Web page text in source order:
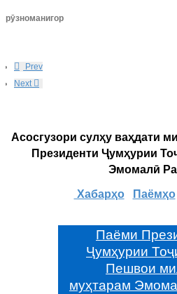
рӯзноманигор
Prev
Next
Асосгузори сулҳу ваҳдати
Президенти Ҷумҳурии
Эмомалӣ
Хабарҳо Паёмҳо
Паёми
Ҷумҳурии
Пешвои
муҳтарам